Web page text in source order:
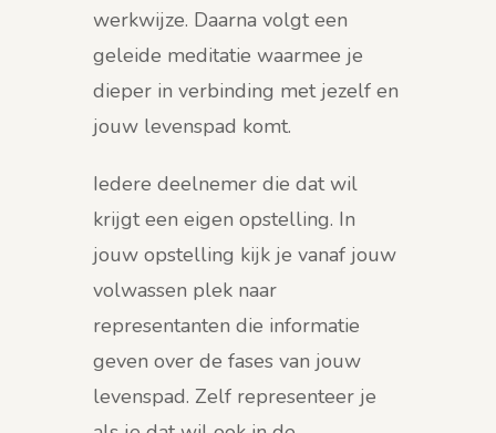
werkwijze. Daarna volgt een
geleide meditatie waarmee je
dieper in verbinding met jezelf en
jouw levenspad komt.
Iedere deelnemer die dat wil
krijgt een eigen opstelling. In
jouw opstelling kijk je vanaf jouw
volwassen plek naar
representanten die informatie
geven over de fases van jouw
levenspad. Zelf representeer je